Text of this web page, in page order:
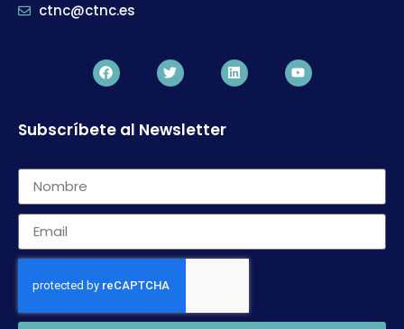
ctnc@ctnc.es
Subscríbete al Newsletter